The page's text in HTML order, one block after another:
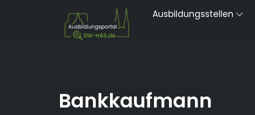
Ausbildungsstellen
Bankkaufmann